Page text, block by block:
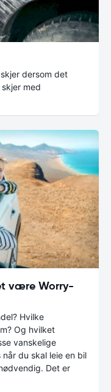
dersom det
med
være Worry-
Hvilke
Og hvilket
vanskelige
du skal leie en bil
Det er